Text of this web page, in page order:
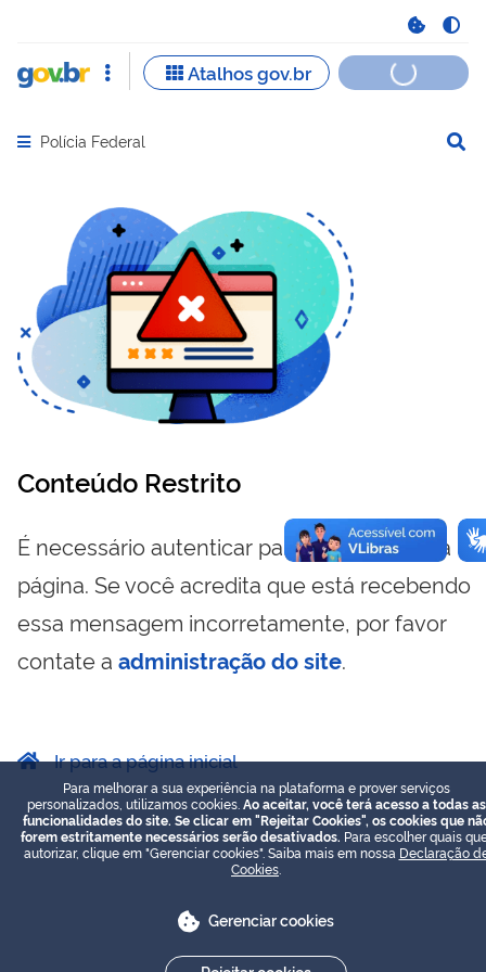
Abrir menu principal de navegação
Polícia Federal
Conteúdo Restrito
É necessário autenticar para visualizar essa
página. Se você acredita que está recebendo
essa mensagem incorretamente, por favor
contate a administração do site.
Ir para a página inicial
Para melhorar a sua experiência na plataforma e prover serviços
personalizados, utilizamos cookies. Ao aceitar, você terá acesso a todas as
funcionalidades do site. Se clicar em "Rejeitar Cookies", os cookies que
forem estritamente necessários serão desativados. Para escolher quais
autorizar, clique em "Gerenciar cookies". Saiba mais em nossa Declaração
Cookies
Gerenciar cookies